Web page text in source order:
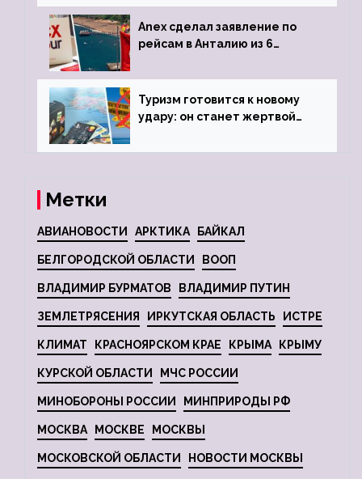
Anex сделал заявление по
рейсам в Анталию из 6
Туризм готовится к новому
удару: он станет жертвой
Метки
АВИАНОВОСТИ АРКТИКА БАЙКАЛ
БЕЛГОРОДСКОЙ ОБЛАСТИ ВООП
ВЛАДИМИР БУРМАТОВ ВЛАДИМИР ПУТИН
ЗЕМЛЕТРЯСЕНИЯ ИРКУТСКАЯ ОБЛАСТЬ ИСТРЕ
КЛИМАТ КРАСНОЯРСКОМ КРАЕ КРЫМА КРЫМУ
КУРСКОЙ ОБЛАСТИ МЧС РОССИИ
МИНОБОРОНЫ РОССИИ МИНПРИРОДЫ РФ
МОСКВА МОСКВЕ МОСКВЫ
МОСКОВСКОЙ ОБЛАСТИ НОВОСТИ МОСКВЫ